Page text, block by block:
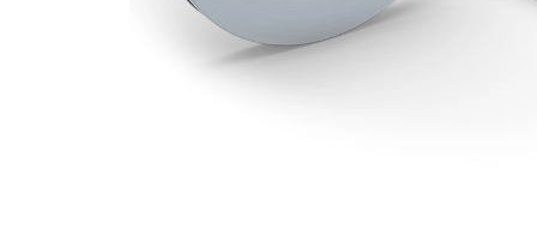
Suprafata
protector)